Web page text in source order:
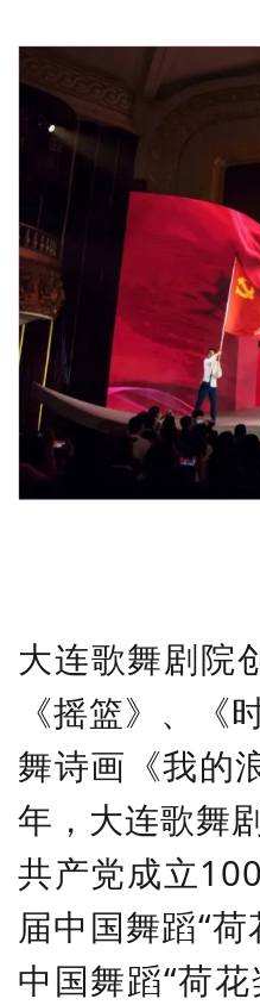
大连歌舞剧院
《摇篮》、
舞诗画《我的
年，大连歌舞
共产党成立
届中国舞蹈“
中国舞蹈“荷